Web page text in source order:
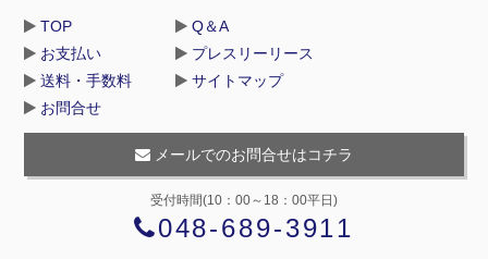
TOP
お支払い
送料・手数料
お問合せ
Q＆A
プレスリーリース
サイトマップ
メールでのお問合せはコチラ
受付時間(10：00～18：00平日)
048-689-3911